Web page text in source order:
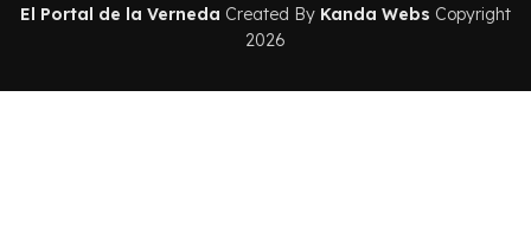
El Portal de la Verneda Created By Kanda Webs Copyright
2026